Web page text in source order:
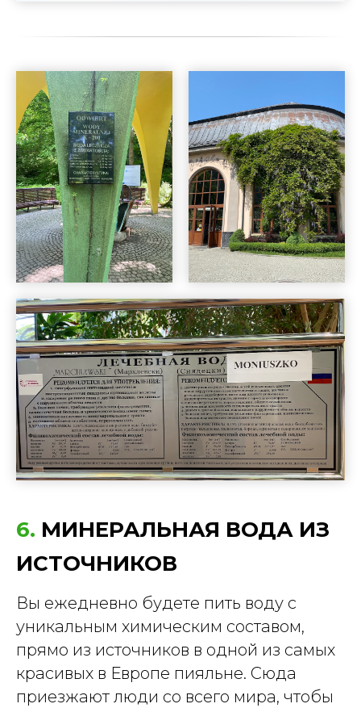
6. МИНЕРАЛЬНАЯ ВОДА ИЗ
ИСТОЧНИКОВ
Вы ежедневно будете пить воду с
уникальным химическим составом,
прямо из источников в одной из самых
красивых в Европе пияльне. Сюда
приезжают люди со всего мира, чтобы